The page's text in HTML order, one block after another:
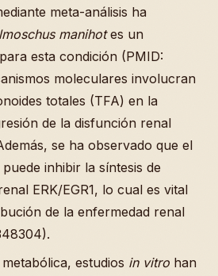
meta-análisis ha
manihotes un
esta condición (PMID:
moleculares involucran
totales (TFA) en la
de la disfunción renal
se ha observado que el
inhibir la síntesis de
ERK/EGR1, lo cual es vital
de la enfermedad renal
estudios in vitro han